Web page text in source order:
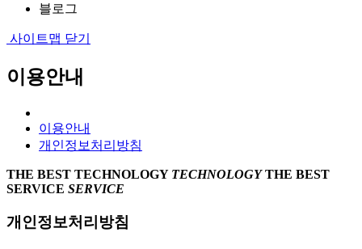
블로그
사이트맵 닫기
이용안내
이용안내
개인정보처리방침
THE BEST TECHNOLOGY TECHNOLOGY THE BEST
SERVICE SERVICE
개인정보처리방침